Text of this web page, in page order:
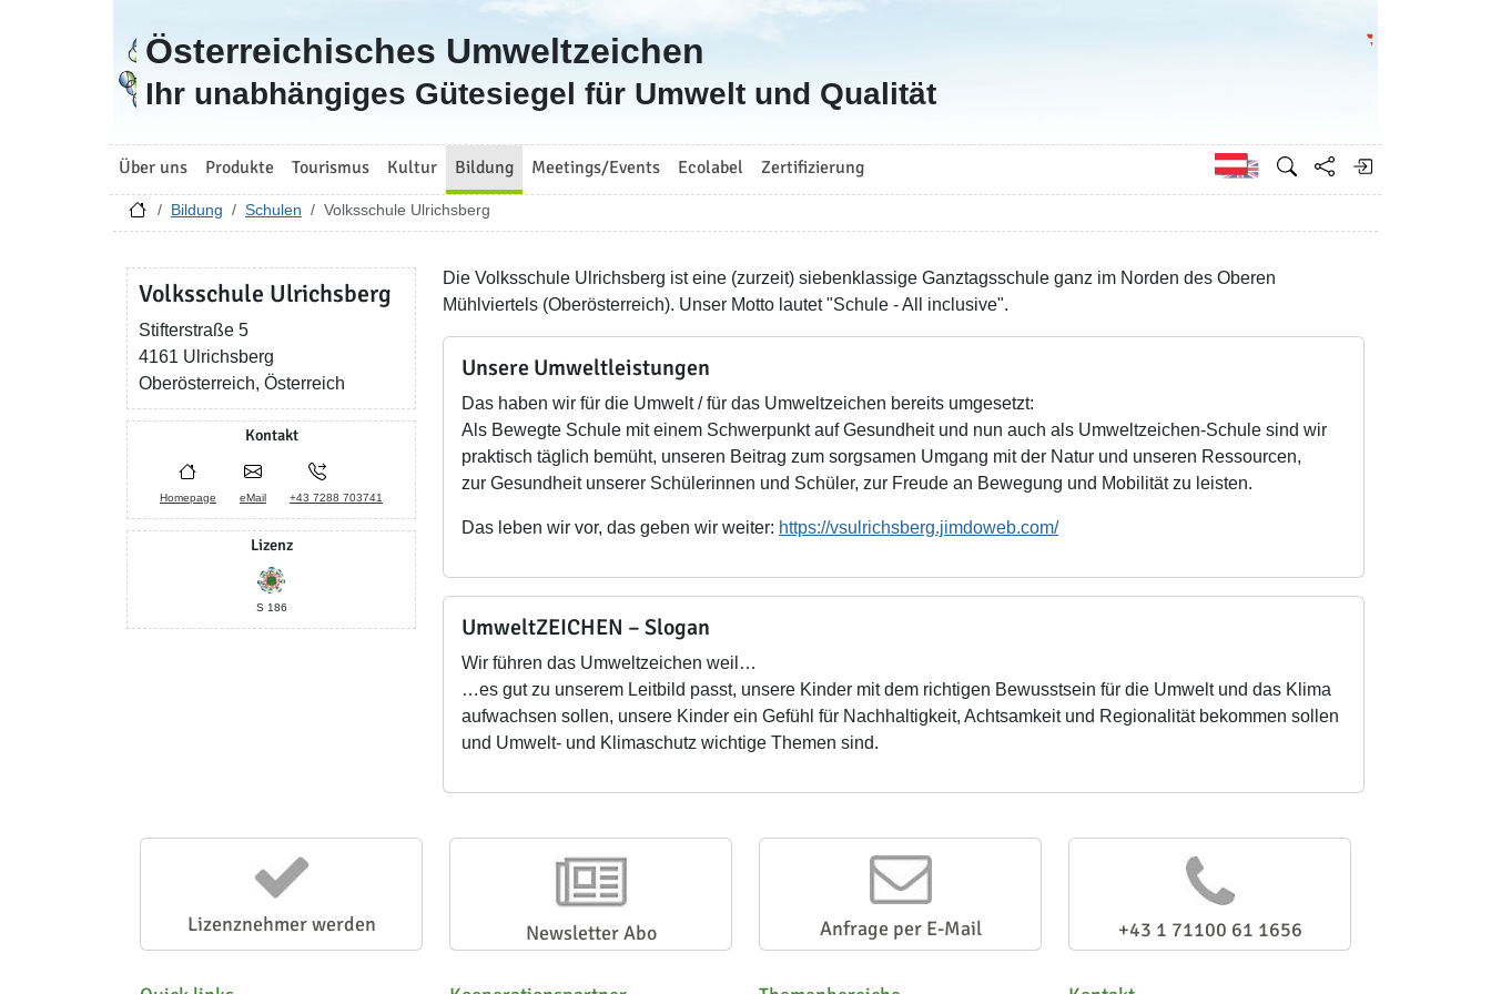
Zur Startseite
Österreichisches Umweltzeichen
Ihr unabhängiges Gütesiegel für Umwelt und Qualität
Über uns Produkte Tourismus Kultur Bildung Meetings/Events Ecolabel Zertifizierung Englisch
Bildung Schulen Volksschule Ulrichsberg
Volksschule Ulrichsberg
Stifterstraße 5
4161 Ulrichsberg
Oberösterreich, Österreich
Kontakt
Homepage eMail +43 7288 703741
Lizenz
S 186
Die Volksschule Ulrichsberg ist eine (zurzeit) siebenklassige Ganztagsschule ganz im Norden des Oberen
Mühlviertels (Oberösterreich). Unser Motto lautet "Schule - All inclusive".
Unsere Umweltleistungen
Das haben wir für die Umwelt / für das Umweltzeichen bereits umgesetzt:
Als Bewegte Schule mit einem Schwerpunkt auf Gesundheit und nun auch als Umweltzeichen-Schule sind wir
praktisch täglich bemüht, unseren Beitrag zum sorgsamen Umgang mit der Natur und unseren Ressourcen,
zur Gesundheit unserer Schülerinnen und Schüler, zur Freude an Bewegung und Mobilität zu leisten.
Das leben wir vor, das geben wir weiter: https://vsulrichsberg.jimdoweb.com/
UmweltZEICHEN – Slogan
Wir führen das Umweltzeichen weil…
…es gut zu unserem Leitbild passt, unsere Kinder mit dem richtigen Bewusstsein für die Umwelt und das Klima
aufwachsen sollen, unsere Kinder ein Gefühl für Nachhaltigkeit, Achtsamkeit und Regionalität bekommen sollen
und Umwelt- und Klimaschutz wichtige Themen sind.
Lizenznehmer werden Newsletter Abo Anfrage per E-Mail +43 1 71100 61 1656